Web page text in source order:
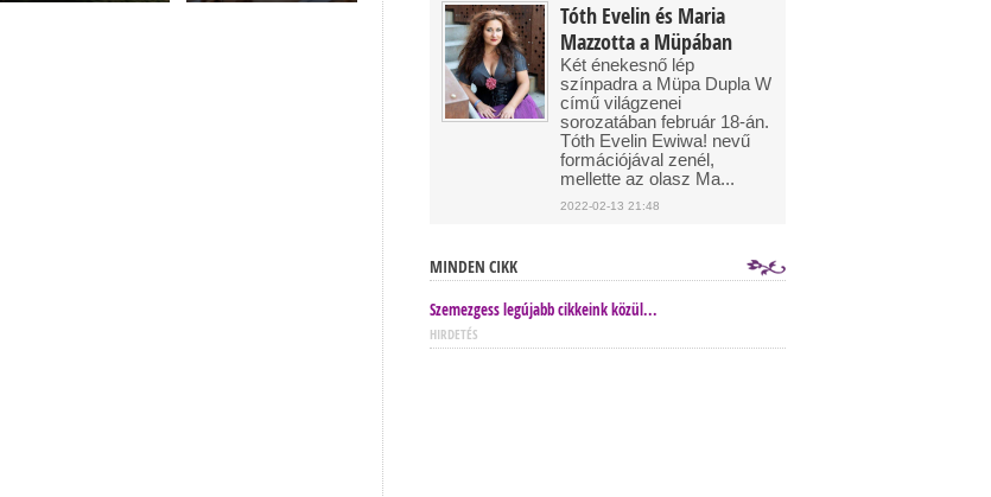
Tóth Evelin és Maria
Mazzotta a Müpában
Két énekesnő lép
színpadra a Müpa Dupla W
című világzenei
sorozatában február 18-án.
Tóth Evelin Ewiwa! nevű
formációjával zenél,
mellette az olasz Ma...
2022-02-13 21:48
MINDEN CIKK
Szemezgess legújabb cikkeink közül...
HIRDETÉS